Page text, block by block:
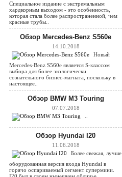
Специальное издание с экстремальным
хардкорным выходом - это особенность,
которая стала более распространенной, чем
красные трубы..
Обзор Mercedes-Benz S560e
14.10.2018
Новый
Mercedes-Benz S560e является S-классом
выбора для более экологически
сознательного бизнес-магната, поскольку в
настоящее..
Обзор BMW M3 Touring
07.07.2018
Обзор Hyundai I20
11.06.2018
Более свежая, лучше
оборудованная версия входа Hyundai в
горячо оспариваемый сегмент супермини.